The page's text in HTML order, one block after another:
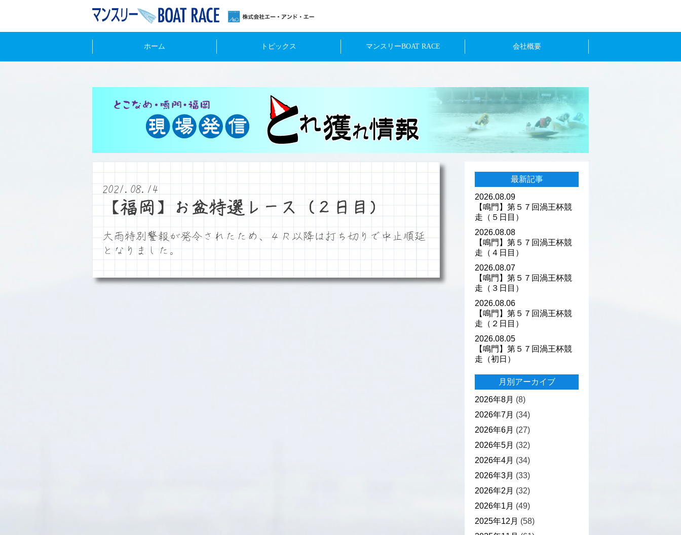
ホーム トピックス マンスリーBOAT RACE 会社概要
2021.08.14
【福岡】お盆特選レース（２日目）
大雨特別警報が発令されたため、４Ｒ以降は打ち切りで中止順延
となりました。
最新記事
2026.08.09
【鳴門】第５７回渦王杯競
走（５日目）
2026.08.08
【鳴門】第５７回渦王杯競
走（４日目）
2026.08.07
【鳴門】第５７回渦王杯競
走（３日目）
2026.08.06
【鳴門】第５７回渦王杯競
走（２日目）
2026.08.05
【鳴門】第５７回渦王杯競
走（初日）
月別アーカイブ
2026年8月 (8)
2026年7月 (34)
2026年6月 (27)
2026年5月 (32)
2026年4月 (34)
2026年3月 (33)
2026年2月 (32)
2026年1月 (49)
2025年12月 (58)